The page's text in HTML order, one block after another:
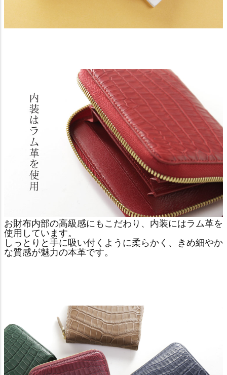
お財布内部の高級感にもこだわり、内装にはラム革を
使用しています。
しっとりと手に吸い付くように柔らかく、きめ細やか
な質感が魅力の本革です。